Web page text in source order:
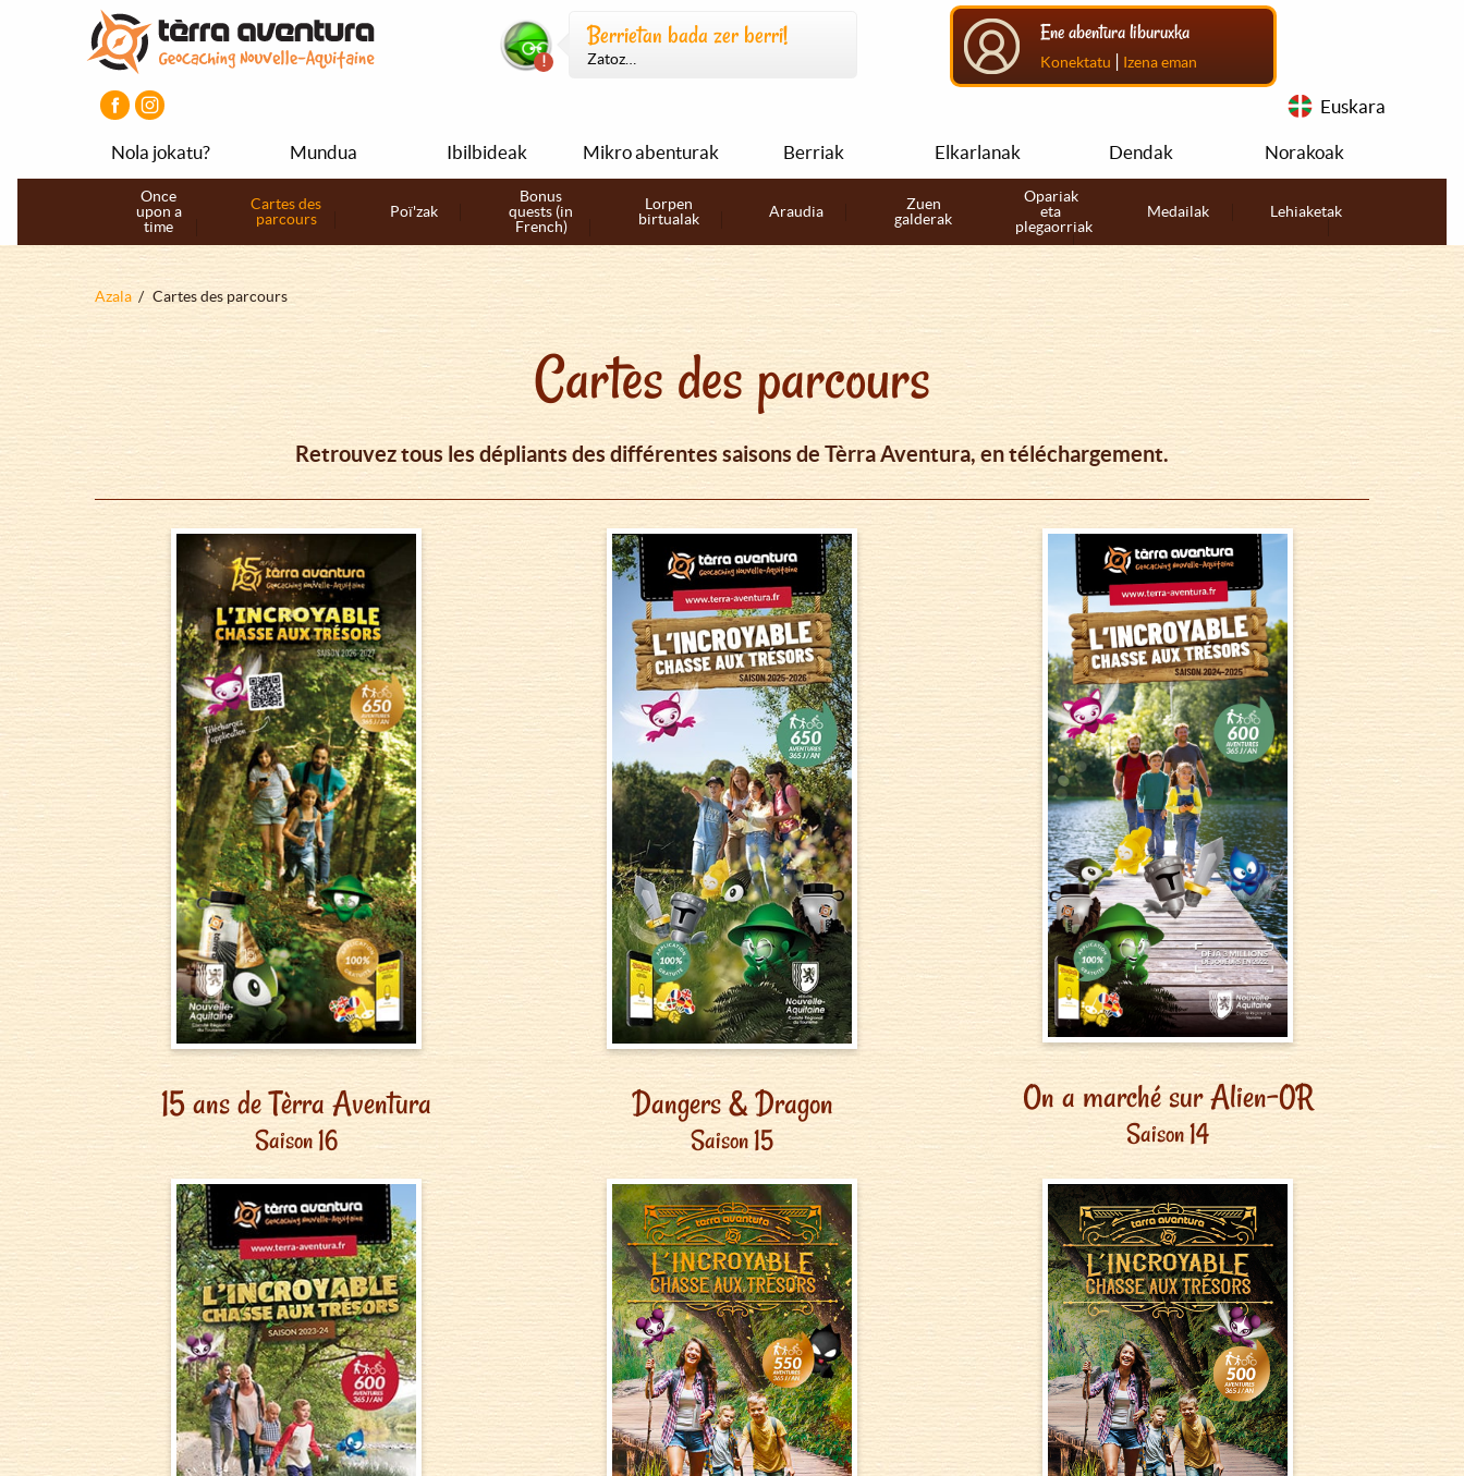
Berrietan bada zer berri!
Zatoz…
Ene abentura liburuxka
Konektatu | Izena eman
Euskara
Nola jokatu? Mundua Ibilbideak Mikro abenturak Berriak Elkarlanak Dendak
Norakoak
Navigation
principale
Once
upon a
time
Cartes des
parcours
Poï'zak
Bonus
quests (in
French)
Lorpen
birtualak
Araudia
Zuen
galderak
Opariak
eta
plegaorriak
Medailak Lehiaketak
Fil
Azala Cartes des parcours
Cartes des parcours
Retrouvez tous les dépliants des différentes saisons de Tèrra Aventura, en téléchargement.
15 ans de Tèrra Aventura
Saison 16
Dangers & Dragon
Saison 15
On a marché sur Alien-0R
Saison 14